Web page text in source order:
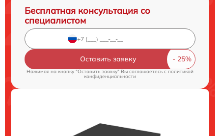
Бесплатная консультация со
специалистом
Оставить заявку
Нажимая на кнопку "Оставить заявку" Вы соглашаетесь c политикой
конфиденциальности